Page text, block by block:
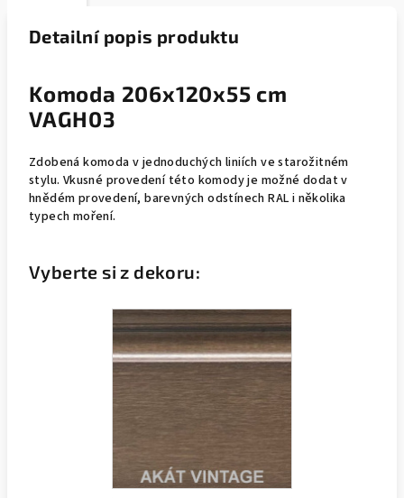
Detailní popis produktu
Komoda 206x120x55 cm
VAGH03
Zdobená komoda v jednoduchých liniích ve starožitném
stylu. Vkusné provedení této komodyje možné dodat v
hnědém provedení, barevných odstínech RAL i několika
typech moření.
Vyberte si z dekoru: